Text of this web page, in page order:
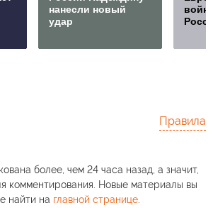
нанесли новый
удар
Правила
более, чем 24 часа назад, а значит,
комментирования. Новые материалы вы
найти на главной странице.